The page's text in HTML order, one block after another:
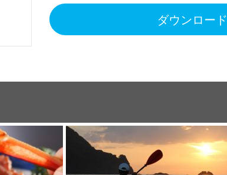
ダウンロード